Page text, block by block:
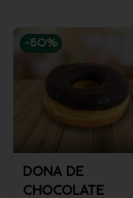
-50%
DONA DE
CHOCOLATE